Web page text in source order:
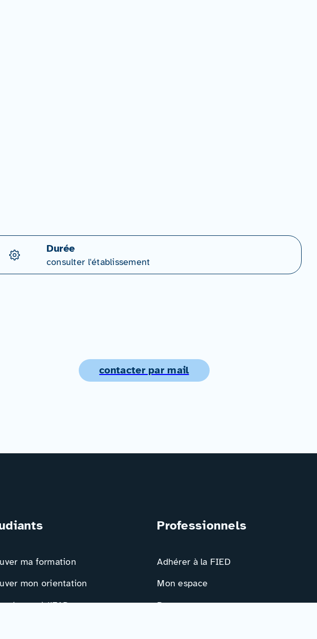
Durée
consulter l'établissement
contacter par mail
ma formation
mon orientation
à l’EAD
Professionnels
Adhérer à la FIED
Mon espace
Ressources